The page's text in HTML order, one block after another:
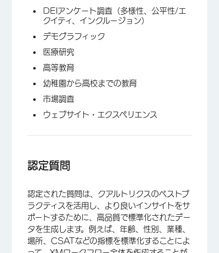
DEIアンケート調査（多様性、公平性/エ
クイティ、インクルージョン）
デモグラフィック
医療研究
高等教育
幼稚園から高校までの教育
市場調査
ウェブサイト・エクスペリエンス
認定質問
認定された質問は、クアルトリクスのベストプ
ラクティスを活用し、より良いインサイトをサ
ポートするために、高品質で標準化されたデー
タを生成します。例えば、年齢、性別、業種、
場所、CSATなどの指標を標準化することによ